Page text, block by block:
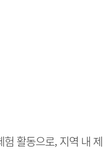
활동으로, 지역 내 제